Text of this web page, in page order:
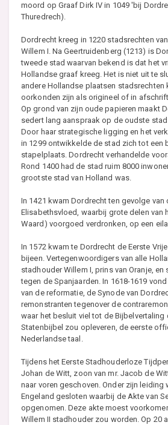
moord op Graaf Dirk IV in 1049 'bij
Thuredrech).
Dordrecht kreeg in 1220 stadsrechten
Willem I. Na Geertruidenberg (1213) is
tweede stad waarvan bekend is dat het
Hollandse graaf kreeg. Het is niet uit te
andere Hollandse plaatsen stadsrechten
oorkonden zijn als origineel of in
Op grond van zijn oude papieren maakt
sedert lang aanspraak op de oudste
Door haar strategische ligging en het
in 1299 ontwikkelde de stad zich tot een
stapelplaats. Dordrecht verhandelde
Rond 1400 had de stad ruim 8000
grootste stad van Holland was.
In 1421 kwam Dordrecht ten gevolge van
Elisabethsvloed, waarbij grote delen van
Waard) voorgoed verdronken, op een
In 1572 kwam te Dordrecht de Eerste
bijeen. Vertegenwoordigers van alle
stadhouder Willem I, prins van Oranje,
tegen de Spanjaarden. In 1618-1619
van de reformatie, de Synode van
remonstranten tegenover de
waar het besluit viel tot de Bijbelvertaling
Statenbijbel zou opleveren, de eerste
Nederlandse taal.
Tijdens het Eerste Stadhouderloze
Johan de Witt, zoon van mr. Jacob de
naar voren geschoven. Onder zijn leiding
Engeland gesloten waarbij de Akte van
opgenomen. Deze akte moest
Willem II stadhouder zou worden. Op 20